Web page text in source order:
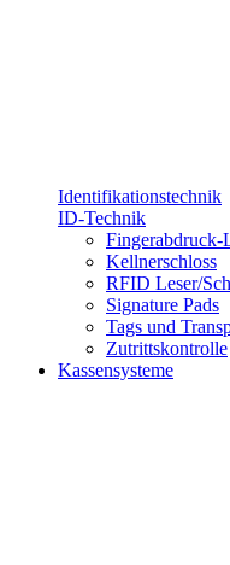
Identifikationstechnik
ID-Technik
Fingerabdruck-
Kellnerschloss
RFID Leser/
Signature Pads
Tags und
Zutrittskontrolle
Kassensysteme